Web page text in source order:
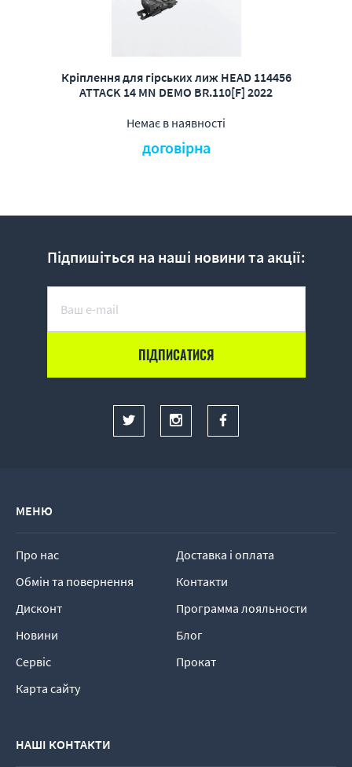
Кріплення для гірських лиж HEAD 114456
ATTACK 14 MN DEMO BR.110[F] 2022
Немає в наявності
договірна
Підпишіться на наші новини та акції:
МЕНЮ
Про нас
Доставка і оплата
Обмін та повернення
Контакти
Дисконт
Программа лояльности
Новини
Блог
Сервіс
Прокат
Карта сайту
НАШІ КОНТАКТИ